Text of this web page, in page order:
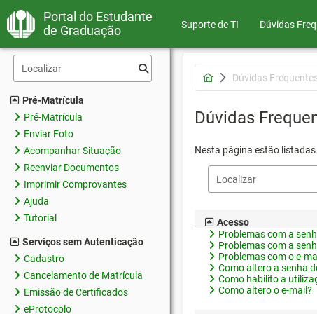
Portal do Estudante
de Graduação
Suporte de TI Dúvidas
Pré-Matrícula
Pré-Matrícula
Enviar Foto
Acompanhar Situação
Reenviar Documentos
Imprimir Comprovantes
Ajuda
Tutorial
Serviços sem Autenticação
Cadastro
Cancelamento de Matrícula
Emissão de Certificados
eProtocolo
Dúvidas
Dúvidas
Nesta página estão
Acesso
Problemas com a
Problemas com a
Problemas com o e-
Como altero a senha
Como habilito a
Como altero o e-mail?